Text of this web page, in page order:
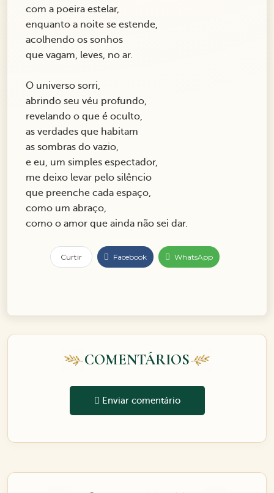
com a poeira estelar,
enquanto a noite se estende,
acolhendo os sonhos
que vagam, leves, no ar.
O universo sorri,
abrindo seu véu profundo,
revelando o que é oculto,
as verdades que habitam
as sombras do vazio,
e eu, um simples espectador,
me deixo levar pelo silêncio
que preenche cada espaço,
como um abraço,
como o amor que ainda não sei dar.
Curtir Facebook WhatsApp
COMENTÁRIOS
Enviar comentário